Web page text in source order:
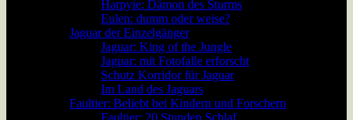
Harpyie: Dämon des Sturms
Eulen: dumm oder weise?
Jaguar der Einzelgänger
Jaguar: King of the Jungle
Jaguar: mit Fotofalle erforscht
Schutz Korridor für Jaguar
Im Land des Jaguars
Faultier: Beliebt bei Kindern und Forschern
Faultier: 20 Stunden Schlaf